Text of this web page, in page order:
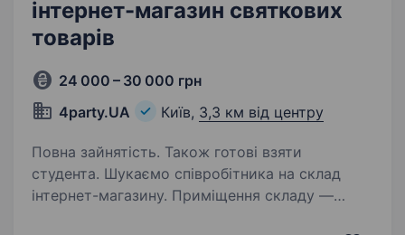
інтернет-магазин святкових
товарів
24 000 – 30 000 грн
4party.UA
Київ, 3,3 км від центру
Повна зайнятість. Також готові взяти
студента. Шукаємо співробітника на склад
інтернет-магазину. Приміщення складу —